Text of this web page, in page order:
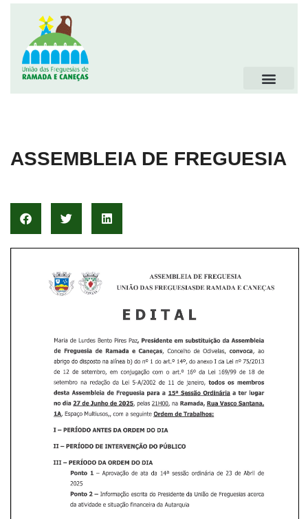
ASSEMBLEIA DE FREGUESIA